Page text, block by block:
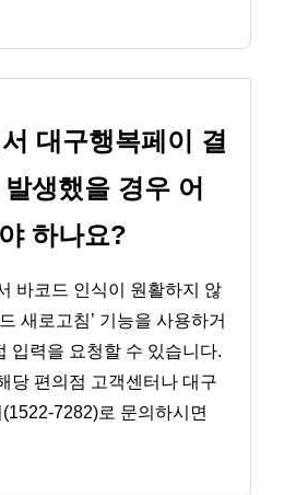
대구행복페이 결
생했을 경우 어
하나요?
바코드 인식이 원활하지 않
새로고침’ 기능을 사용하거
입력을 요청할 수 있습니다.
당 편의점 고객센터나 대구
7282)로 문의하시면